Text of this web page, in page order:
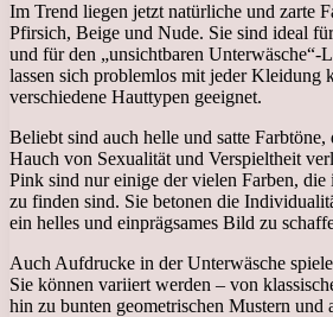
Im Trend liegen jetzt natürliche und zarte
Pfirsich, Beige und Nude. Sie sind ideal
und für den „unsichtbaren Unterwäsche“-
lassen sich problemlos mit jeder Kleidung
verschiedene Hauttypen geeignet.
Beliebt sind auch helle und satte
Hauch von Sexualität und Verspieltheit
Pink sind nur einige der vielen Farben,
zu finden sind. Sie betonen die
ein helles und einprägsames Bild zu
Auch Aufdrucke in der Unterwäsche
Sie können variiert werden – von
hin zu bunten geometrischen Mustern und